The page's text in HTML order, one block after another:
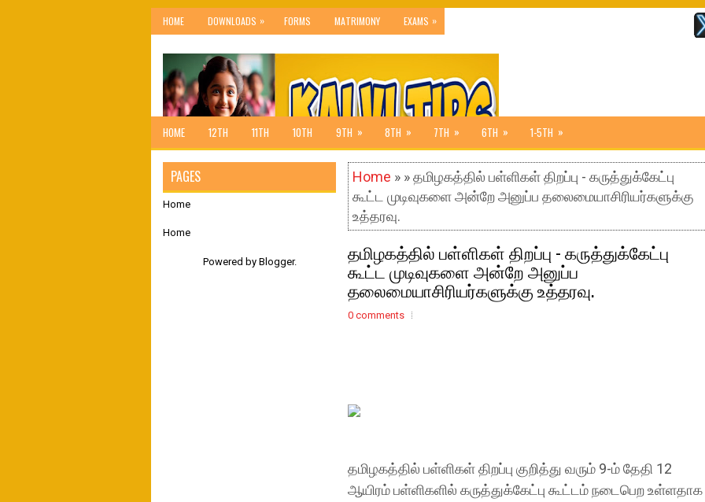
HOME DOWNLOADS » FORMS MATRIMONY EXAMS »
HOME 12TH 11TH 10TH 9TH » 8TH » 7TH » 6TH » 1-5TH »
Home » » தமிழகத்தில் பள்ளிகள் திறப்பு - கருத்துக்கேட்பு
கூட்ட முடிவுகளை அன்றே அனுப்ப தலைமையாசிரியர்களுக்கு
உத்தரவு.
தமிழகத்தில் பள்ளிகள் திறப்பு - கருத்துக்கேட்பு
கூட்ட முடிவுகளை அன்றே அனுப்ப
தலைமையாசிரியர்களுக்கு உத்தரவு.
0 comments
தமிழகத்தில் பள்ளிகள் திறப்பு குறித்து வரும் 9-ம் தேதி 12
ஆயிரம் பள்ளிகளில் கருத்துக்கேட்பு கூட்டம் நடைபெற உள்ளதாக
PAGES
Home
Home
Powered by Blogger.